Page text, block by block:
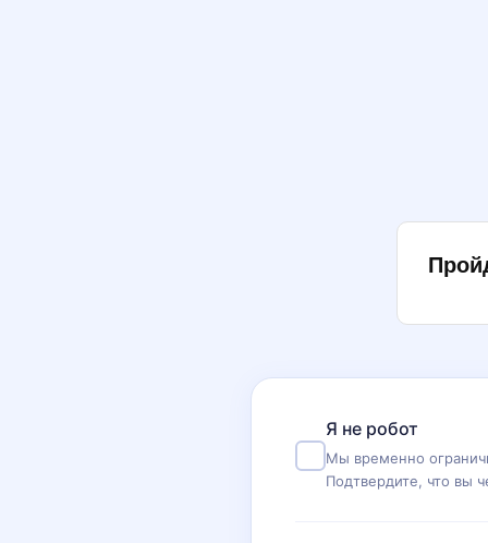
Я не робот
Мы временно
Подтвердите, что вы